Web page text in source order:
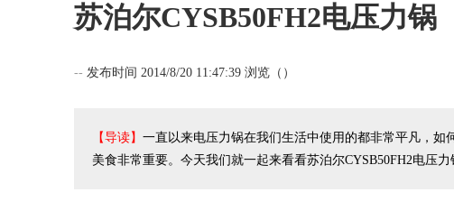
苏泊尔CYSB50FH2电压力锅
-- 发布时间 2014/8/20 11:47:39 浏览（ ）
【导读】 一直以来电压力锅在我们生活中使用的都非常平凡，
美食非常重要。今天我们就一起来看看苏泊尔CYSB50FH2电压力